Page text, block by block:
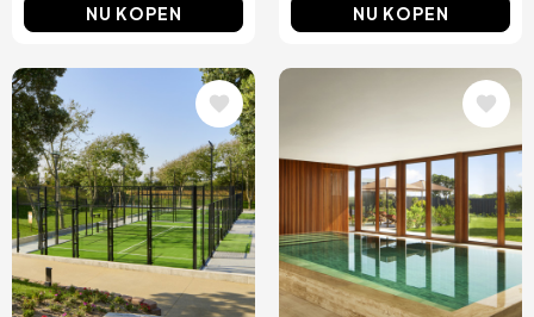
NU KOPEN NU KOPEN
Afbeelding Afbeelding